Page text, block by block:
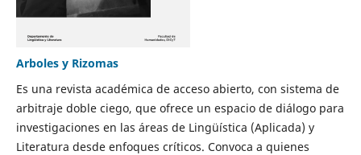
Arboles y Rizomas
Es una revista académica de acceso abierto, con sistema de
arbitraje doble ciego, que ofrece un espacio de diálogo para
investigaciones en las áreas de Lingüística (Aplicada) y
Literatura desde enfoques críticos. Convoca a quienes